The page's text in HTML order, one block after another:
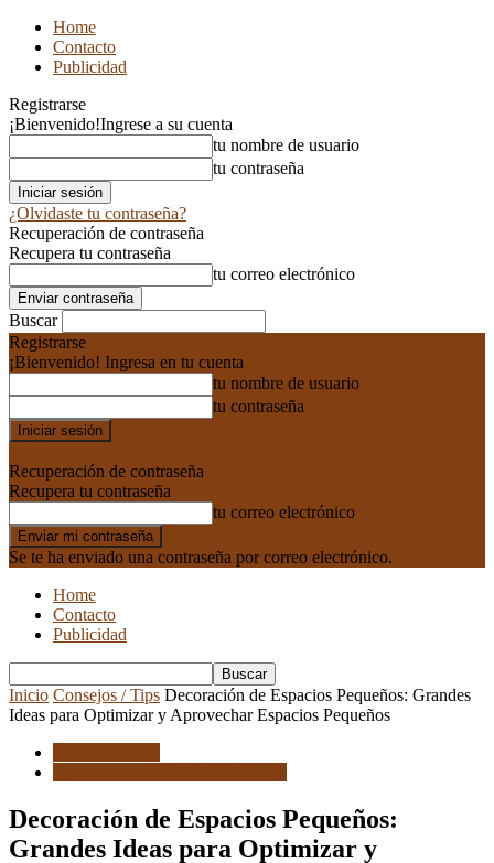
Home
Contacto
Publicidad
Registrarse
¡Bienvenido!Ingrese a su cuenta
tu nombre de usuario
tu contraseña
¿Olvidaste tu contraseña?
Recuperación de contraseña
Recupera tu contraseña
tu correo electrónico
Buscar
Registrarse
¡Bienvenido! Ingresa en tu cuenta
tu nombre de usuario
tu contraseña
Recuperación de contraseña
Recupera tu contraseña
tu correo electrónico
Se te ha enviado una contraseña por correo electrónico.
Home
Contacto
Publicidad
Inicio Consejos / Tips Decoración de Espacios Pequeños: Grandes
Ideas para Optimizar y Aprovechar Espacios Pequeños
Decoración de Espacios Pequeños:
Grandes Ideas para Optimizar y